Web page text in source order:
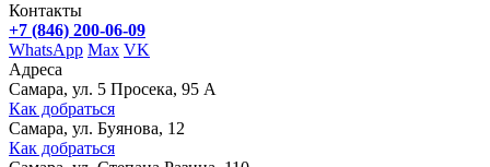
Контакты
+7 (846) 200-06-09
WhatsApp Max VK
Адреса
Самара, ул. 5 Просека, 95 А
Как добраться
Самара, ул. Буянова, 12
Как добраться